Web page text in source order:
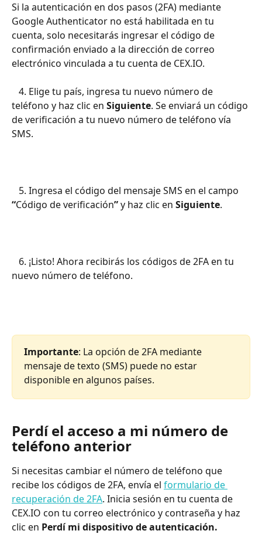
Si la autenticación en dos pasos (2FA) mediante
Google Authenticator no está habilitada en tu
cuenta, solo necesitarás ingresar el código de
confirmación enviado a la dirección de correo
electrónico vinculada a tu cuenta de CEX.IO.
teléfono y haz clic en Siguiente. Se enviará un código
de verificación a tu nuevo número de teléfono vía
SMS.
   5. Ingresa el código del mensaje SMS en el campo
“Código de verificación” y haz clic en Siguiente.
nuevo número de teléfono.
Importante: La opción de 2FA mediante
mensaje de texto (SMS) puede no estar
disponible en algunos países.
Perdí el acceso a mi número de
teléfono anterior
Si necesitas cambiar el número de teléfono que
recibe los códigos de 2FA, envía el formulario de
recuperación de 2FA. Inicia sesión en tu cuenta de
CEX.IO con tu correo electrónico y contraseña y haz
clic en Perdí mi dispositivo de autenticación.